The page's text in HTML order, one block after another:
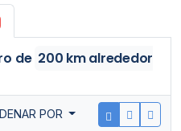
de 200 km alrededor
POR